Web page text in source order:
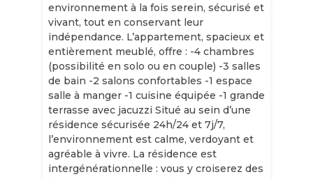
environnement à la fois serein, sécurisé et
vivant, tout en conservant leur
indépendance. L’appartement, spacieux et
entièrement meublé, offre : -4 chambres
(possibilité en solo ou en couple) -3 salles
de bain -2 salons confortables -1 espace
salle à manger -1 cuisine équipée -1 grande
terrasse avec jacuzzi Situé au sein d’une
résidence sécurisée 24h/24 et 7j/7,
l’environnement est calme, verdoyant et
agréable à vivre. La résidence est
intergénérationnelle : vous y croiserez des